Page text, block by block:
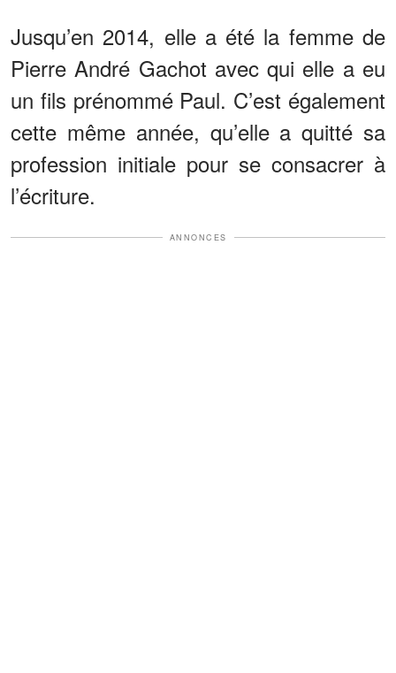
Jusqu’en 2014, elle a été la femme de
Pierre André Gachot avec qui elle a eu
un fils prénommé Paul. C’est également
cette même année, qu’elle a quitté sa
profession initiale pour se consacrer à
l’écriture.
ANNONCES